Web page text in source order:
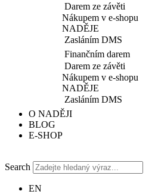
Darem ze závěti
Nákupem v e-shopu
NADĚJE
Zasláním DMS
Finančním darem
Darem ze závěti
Nákupem v e-shopu
NADĚJE
Zasláním DMS
O NADĚJI
BLOG
E-SHOP
Search
EN